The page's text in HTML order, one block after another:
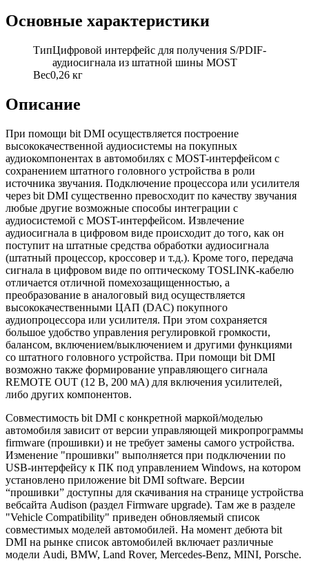
Основные характеристики
ТипЦифровой интерфейс для получения S/PDIF-
аудиосигнала из штатной шины MOST
Вес0,26 кг
Описание
При помощи bit DMI осуществляется построение
высококачественной аудиосистемы на покупных
аудиокомпонентах в автомобилях с MOST-интерфейсом с
сохранением штатного головного устройства в роли
источника звучания. Подключение процессора или усилителя
через bit DMI существенно превосходит по качеству звучания
любые другие возможные способы интеграции с
аудиосистемой с MOST-интерфейсом. Извлечение
аудиосигнала в цифровом виде происходит до того, как он
поступит на штатные средства обработки аудиосигнала
(штатный процессор, кроссовер и т.д.). Кроме того, передача
сигнала в цифровом виде по оптическому TOSLINK-кабелю
отличается отличной помехозащищенностью, а
преобразование в аналоговый вид осуществляется
высококачественными ЦАП (DAC) покупного
аудиопроцессора или усилителя. При этом сохраняется
большое удобство управления регулировкой громкости,
балансом, включением/выключением и другими функциями
со штатного головного устройства. При помощи bit DMI
возможно также формирование управляющего сигнала
REMOTE OUT (12 В, 200 мА) для включения усилителей,
либо других компонентов.
Совместимость bit DMI с конкретной маркой/моделью
автомобиля зависит от версии управляющей микропрограммы
firmware (прошивки) и не требует замены самого устройства.
Изменение "прошивки" выполняется при подключении по
USB-интерфейсу к ПК под управлением Windows, на котором
установлено приложение bit DMI software. Версии
“прошивки” доступны для скачивания на странице устройства
вебсайта Audison (раздел Firmware upgrade). Там же в разделе
"Vehicle Compatibility" приведен обновляемый список
совместимых моделей автомобилей. На момент дебюта bit
DMI на рынке список автомобилей включает различные
модели Audi, BMW, Land Rover, Mercedes-Benz, MINI, Porsche.